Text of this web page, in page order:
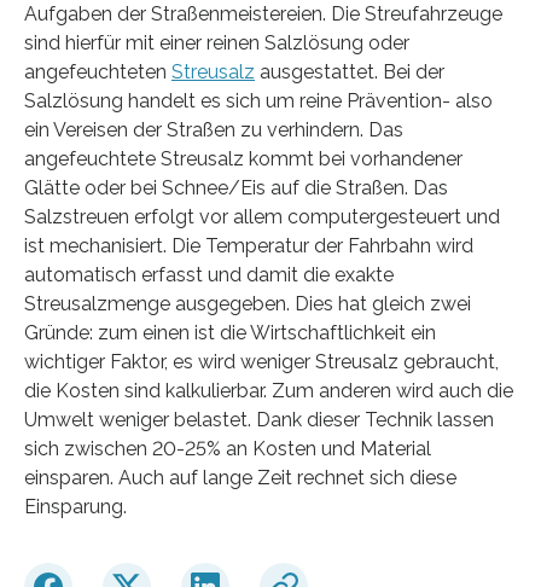
Aufgaben der Straßenmeistereien. Die Streufahrzeuge
sind hierfür mit einer reinen Salzlösung oder
angefeuchteten Streusalz ausgestattet. Bei der
Salzlösung handelt es sich um reine Prävention- also
ein Vereisen der Straßen zu verhindern. Das
angefeuchtete Streusalz kommt bei vorhandener
Glätte oder bei Schnee/Eis auf die Straßen. Das
Salzstreuen erfolgt vor allem computergesteuert und
ist mechanisiert. Die Temperatur der Fahrbahn wird
automatisch erfasst und damit die exakte
Streusalzmenge ausgegeben. Dies hat gleich zwei
Gründe: zum einen ist die Wirtschaftlichkeit ein
wichtiger Faktor, es wird weniger Streusalz gebraucht,
die Kosten sind kalkulierbar. Zum anderen wird auch die
Umwelt weniger belastet. Dank dieser Technik lassen
sich zwischen 20-25% an Kosten und Material
einsparen. Auch auf lange Zeit rechnet sich diese
Einsparung.